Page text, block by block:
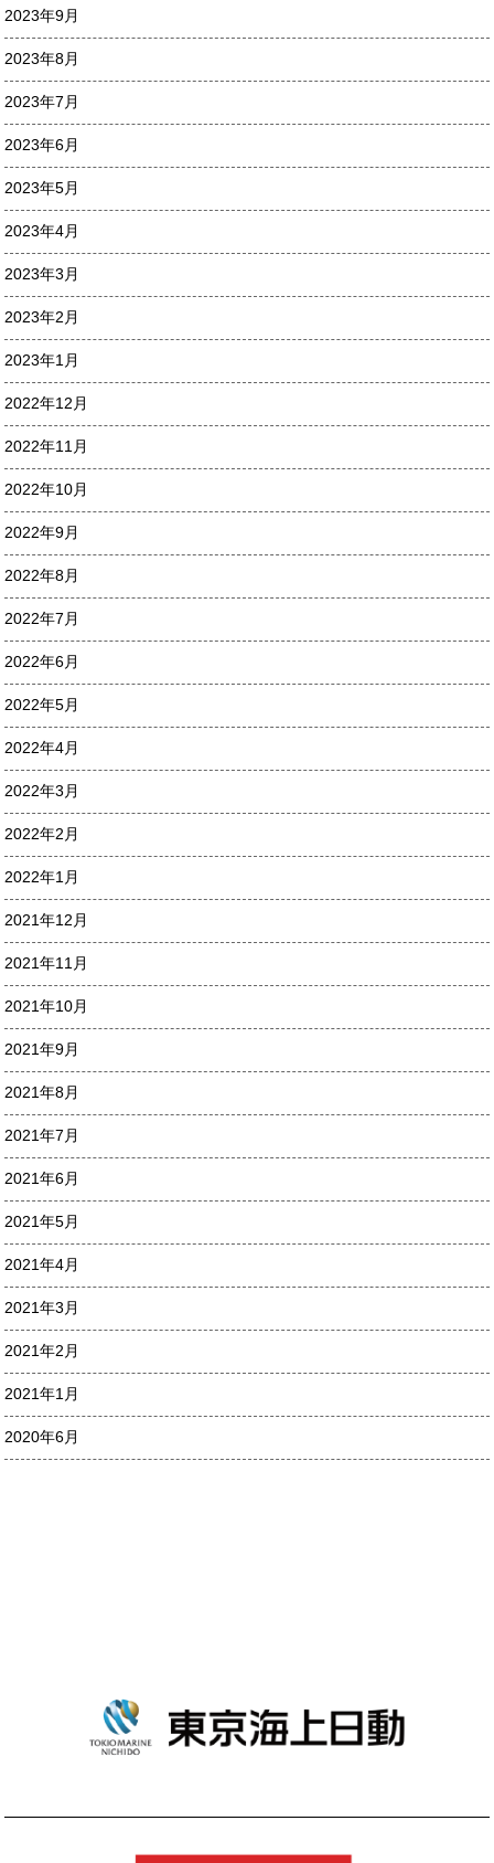
2023年9月
2023年8月
2023年7月
2023年6月
2023年5月
2023年4月
2023年3月
2023年2月
2023年1月
2022年12月
2022年11月
2022年10月
2022年9月
2022年8月
2022年7月
2022年6月
2022年5月
2022年4月
2022年3月
2022年2月
2022年1月
2021年12月
2021年11月
2021年10月
2021年9月
2021年8月
2021年7月
2021年6月
2021年5月
2021年4月
2021年3月
2021年2月
2021年1月
2020年6月